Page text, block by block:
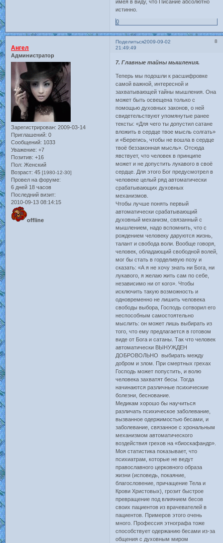
имея в виду, что Писание абсолютно
истинно.
0
Поделиться 8
2009-09-02
21:49:49
Ангел
Администратор
Зарегистрирован: 2009-03-14
Приглашений: 0
Сообщений: 1033
Уважение: +7
Позитив: +16
Пол: Женский
Возраст: 45 [1980-12-30]
Провел на форуме:
6 дней 18 часов
Последний визит:
2010-09-13 08:14:15
offline
7. Главные тайны мышления.
Теперь мы подошли к расшифровке
самой важной, интересной и
захватывающей тайны мышления. Она
может быть освещена только с
помощью духовных законов, о ней
свидетельствуют упомянутые ранее
тексты: «Для чего ты допустил сатане
вложить в сердце твое мысль солгать»
и «Берегись, чтобы не вошла в сердце
твоё беззаконная мысль». Отсюда
явствует, что человек в принципе
может и не допустить лукавого в своё
сердце. Для этого Бог предусмотрел в
человеке целый ряд автоматически
срабатывающих духовных
механизмов.
Чтобы лучше понять первый
автоматически срабатывающий
духовный механизм, связанный с
мышлением, надо вспомнить, что с
рождением человеку даруются жизнь,
талант и свобода воли. Вообще говоря,
человек, обладающий свободной волей,
мог бы стать в горделивую позу и
сказать: «А я не хочу знать ни Бога, ни
лукавого, я желаю жить сам по себе,
независимо ни от кого». Чтобы
исключить такую возможность и
одновременно не лишить человека
свободы выбора, Господь сотворил его
неспособным самостоятельно
мыслить: он может лишь выбирать из
того, что ему предлагается в готовом
виде от Бога и сатаны. Так что человек
автоматически ВЫНУЖДЕН
ДОБРОВОЛЬНО выбирать между
добром и злом. При смертных грехах
Господь может попустить, и волю
человека захватят бесы. Тогда
начинаются различные психические
болезни, беснование.
Медикам хорошо бы научиться
различать психическое заболевание,
вызванное одержимостью бесами, и
заболевание, связанное с хрональным
механизмом автоматического
воздействия грехов на «биоскафандр».
Моя статистика показывает, что
психиатрам, которые не ведут
православного церковного образа
жизни (исповедь, покаяние,
благословение, причащение Тела и
Крови Христовых), грозит быстрое
превращение под влиянием бесов
своих пациентов из врачевателей в
пациентов. Примеров этого очень
много. Профессия этнографа тоже
способствует одержанию бесами из-за
общения с духовным миром